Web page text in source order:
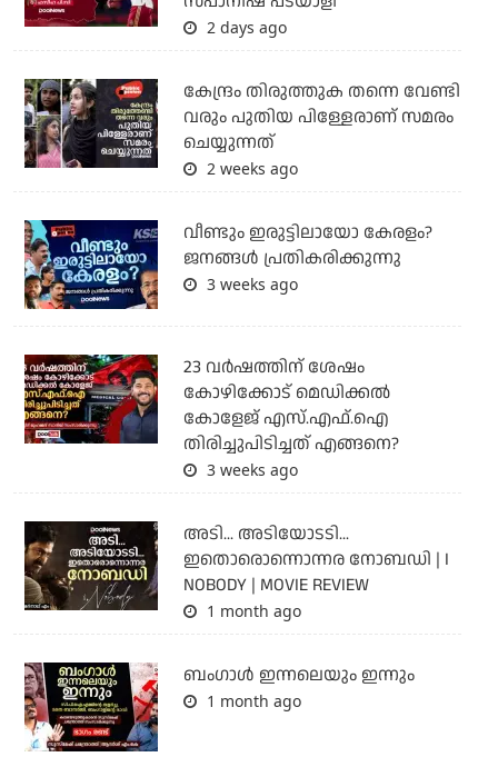
2 days ago
കേന്ദ്രം തിരുത്തുക തന്നെ വേണ്ടി
വരും പുതിയ പിള്ളേരാണ് സമരം
ചെയ്യുന്നത്
2 weeks ago
വീണ്ടും ഇരുട്ടിലായോ കേരളം?
ജനങ്ങൾ പ്രതികരിക്കുന്നു
3 weeks ago
23 വർഷത്തിന് ശേഷം
കോഴിക്കോട് മെഡിക്കൽ
കോളേജ് എസ്.എഫ്.ഐ
തിരിച്ചുപിടിച്ചത് എങ്ങനെ?
3 weeks ago
അടി... അടിയോടടി...
ഇതൊരൊന്നൊന്നര നോബഡി | I
NOBODY | MOVIE REVIEW
1 month ago
ബംഗാള്‍ ഇന്നലെയും ഇന്നും
1 month ago